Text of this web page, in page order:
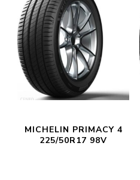
MICHELIN PRIMACY 4
225/50R17 98V